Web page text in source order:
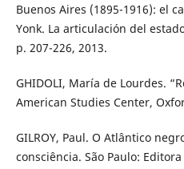
Buenos Aires (1895-1916): el
Yonk. La articulación del
p. 207-226, 2013.
GHIDOLI, María de Lourdes.
American Studies Center,
GILROY, Paul. O Atlântico
consciência. São Paulo: Editora